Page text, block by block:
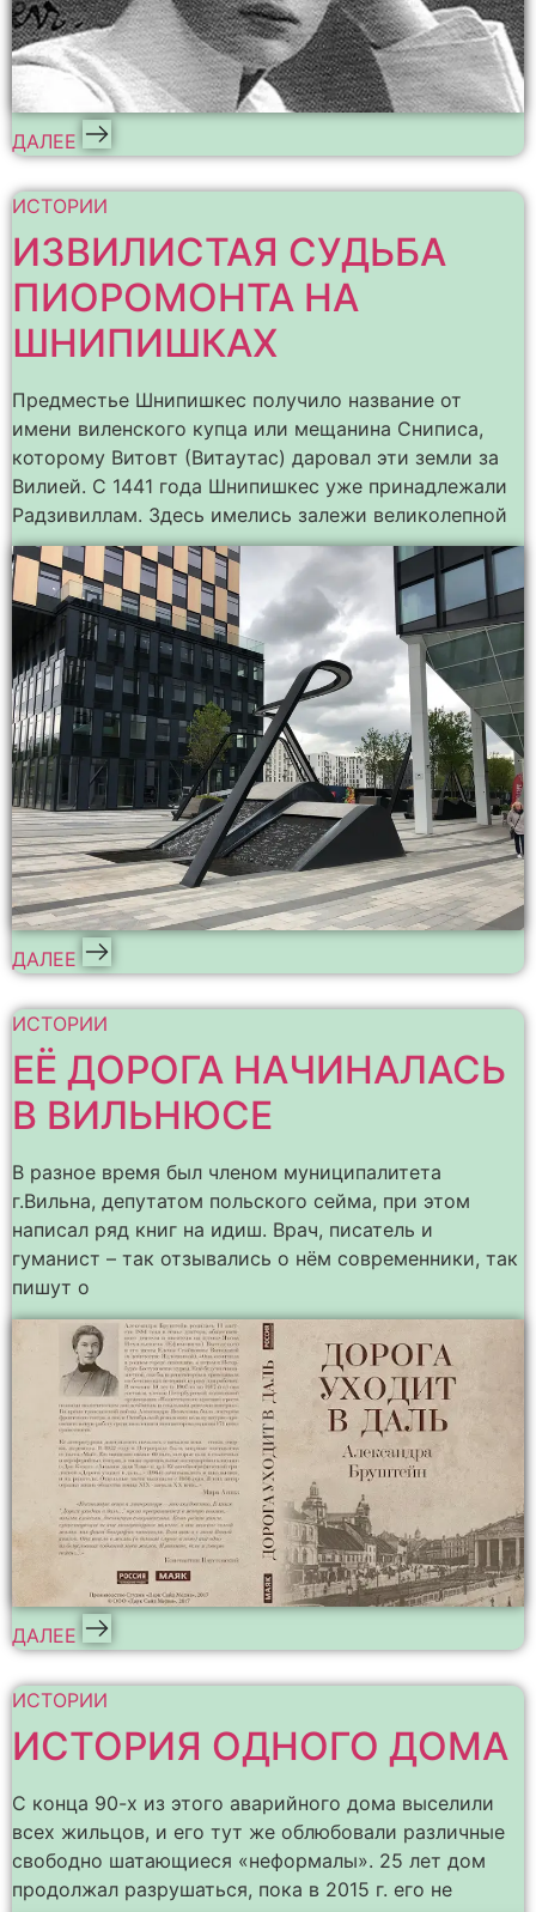
ДАЛЕЕ
ИСТОРИИ
ИЗВИЛИСТАЯ СУДЬБА
ПИОРОМОНТА НА
ШНИПИШКАХ
Предместье Шнипишкес получило название от
имени виленского купца или мещанина Сниписа,
которому Витовт (Витаутас) даровал эти земли за
Вилией. С 1441 года Шнипишкес уже принадлежали
Радзивиллам. Здесь имелись залежи великолепной
ДАЛЕЕ
ИСТОРИИ
ЕЁ ДОРОГА НАЧИНАЛАСЬ
В ВИЛЬНЮСЕ
В разное время был членом муниципалитета
г.Вильна, депутатом польского сейма, при этом
написал ряд книг на идиш. Врач, писатель и
гуманист – так отзывались о нём современники, так
пишут о
ДАЛЕЕ
ИСТОРИИ
ИСТОРИЯ ОДНОГО ДОМА
С конца 90-х из этого аварийного дома выселили
всех жильцов, и его тут же облюбовали различные
свободно шатающиеся «неформалы». 25 лет дом
продолжал разрушаться, пока в 2015 г. его не